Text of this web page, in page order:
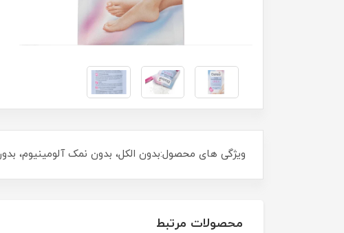
ویژگی های محصول:بدون الکل، بدون نمک آلومینیوم،
محصولات مرتبط